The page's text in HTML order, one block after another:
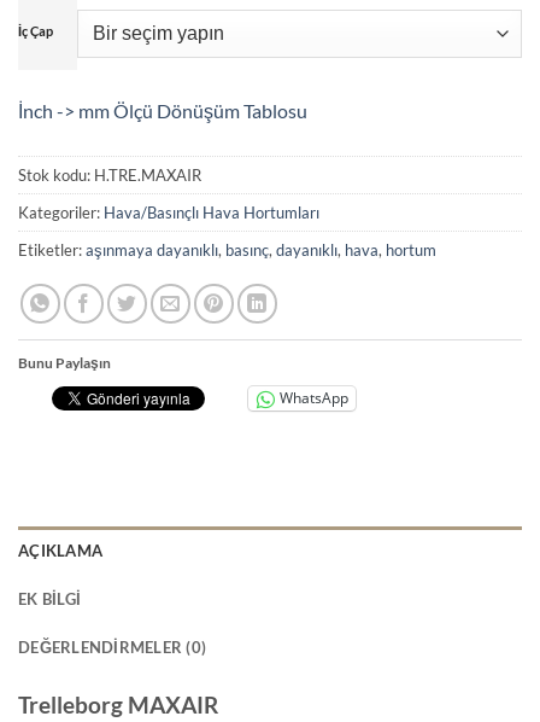
İç Çap
İnch -> mm Ölçü Dönüşüm Tablosu
Stok kodu: H.TRE.MAXAIR
Kategoriler: Hava/Basınçlı Hava Hortumları
Etiketler:aşınmaya dayanıklı, basınç, dayanıklı, hava, hortum
Bunu Paylaşın
WhatsApp
AÇIKLAMA
EK BILGI
DEĞERLENDIRMELER (0)
Trelleborg MAXAIR